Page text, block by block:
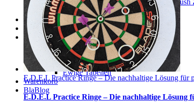
Teilnahmebedingungen – FlowLiga Push
Cashout Tabellen
Shop
Gutscheincodes
Archiv
Jugendsponsoring
Ranglisten
Hall of Fame
Ewige Tabellen
Warenkorb
BlaBlog
E.D.E.L Practice Ringe – Die nachhaltige Lösung für
E.D.E.L Practice Ringe – Die nachhaltige Lösung